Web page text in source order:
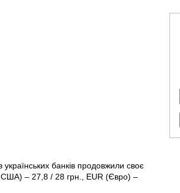
банків продовжили своє
США) – 27,8 / 28 грн., EUR (Євро) –